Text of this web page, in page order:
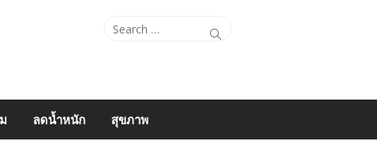
Search
Search
ลดน้ำหนัก สุขภาพ